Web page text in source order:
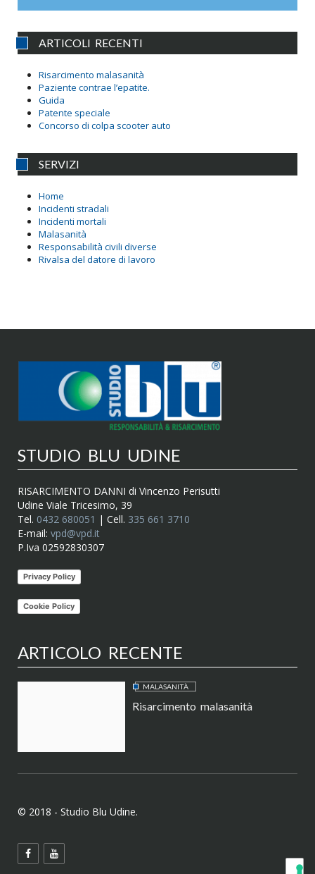
ARTICOLI RECENTI
Risarcimento malasanità
Paziente contrae l’epatite.
Guida
Patente speciale
Concorso di colpa scooter auto
SERVIZI
Home
Incidenti stradali
Incidenti mortali
Malasanità
Responsabilità civili diverse
Rivalsa del datore di lavoro
STUDIO BLU UDINE
RISARCIMENTO DANNI di Vincenzo Perisutti
Udine Viale Tricesimo, 39
Tel. 0432 680051 | Cell. 335 661 3710
E-mail: vpd@vpd.it
P.Iva 02592830307
Privacy Policy
Cookie Policy
ARTICOLO RECENTE
MALASANITÀ
Risarcimento malasanità
© 2018 - Studio Blu Udine.